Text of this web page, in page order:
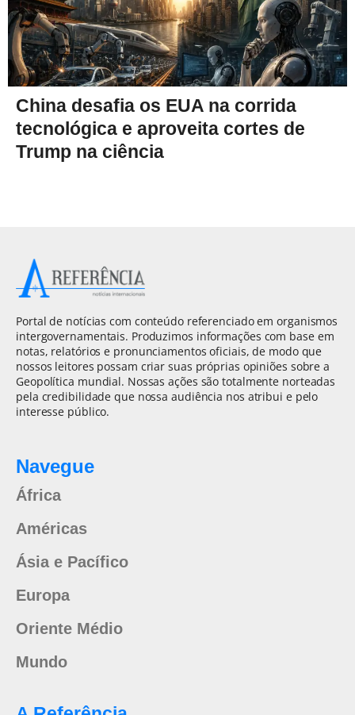
China desafia os EUA na corrida
tecnológica e aproveita cortes de
Trump na ciência
Portal de notícias com conteúdo referenciado em organismos
intergovernamentais. Produzimos informações com base em
notas, relatórios e pronunciamentos oficiais, de modo que
nossos leitores possam criar suas próprias opiniões sobre a
Geopolítica mundial. Nossas ações são totalmente norteadas
pela credibilidade que nossa audiência nos atribui e pelo
interesse público.
Navegue
África
Américas
Ásia e Pacífico
Europa
Oriente Médio
Mundo